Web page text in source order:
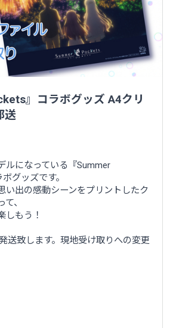
』コラボグッズ A4クリ
送
ルになっている『Summer
グッズです。
い出の感動シーンをプリントしたク
、
しもう！
送致します。現地受け取りへの変更